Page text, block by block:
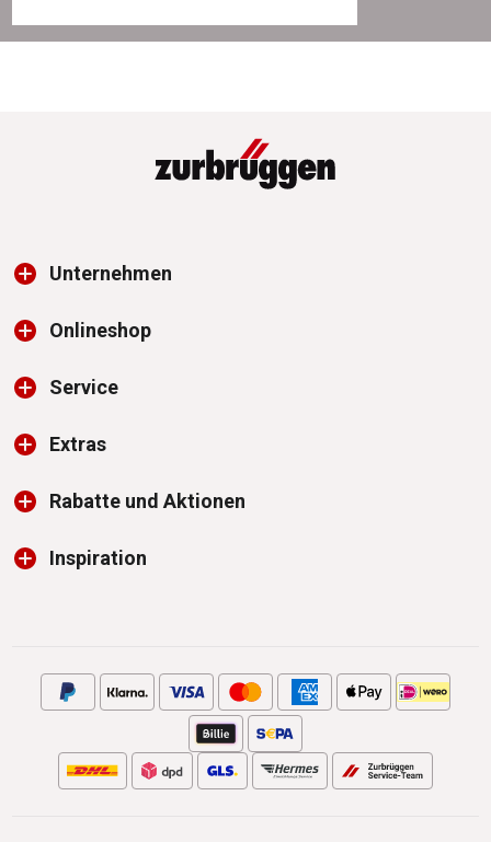
Unternehmen
Onlineshop
Service
Extras
Rabatte und Aktionen
Inspiration